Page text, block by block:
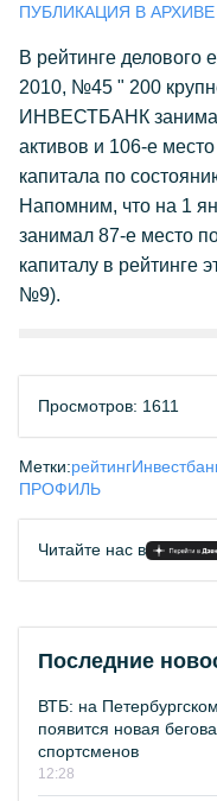
ПУБЛИКАЦИЯ В АРХИВЕ
В рейтинге
2010, №45 " 200
ИНВЕСТБАНК
активов и 106-е
капитала по
Напомним, что на 1
занимал 87-е место
капиталу в
№9).
Просмотров: 1611
Метки:рейтинг
ПРОФИЛЬ
Читайте нас в
Последние
ВТБ: на
появится новая
спортсменов
12:28